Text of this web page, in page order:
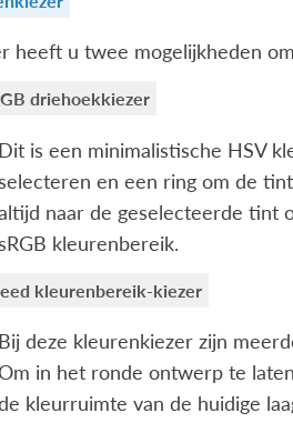
heeft u twee mogelijkheden
driehoekkiezer
Dit is een minimalistische HSV
selecteren en een ring om de
naar de geselecteerde tint
sRGB kleurenbereik.
kleurenbereik-kiezer
Bij deze kleurenkiezer zijn
in het ronde ontwerp te
kleurruimte van de huidige